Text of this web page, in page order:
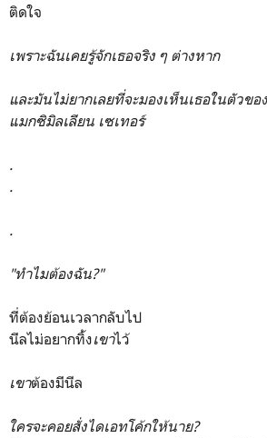
ติดใจ
เพราะฉันเคยรู้จักเธอจริง ๆ ต่างหาก
และมันไม่ยากเลยที่จะมองเห็นเธอในตัวขอ
แมกซิมิลเลียน เซเทอร์
.
.
.
"ทำไมต้องฉัน?"
ที่ต้องย้อนเวลากลับไป
นีลไม่อยากทิ้งเขาไว้
เขาต้องมีนีล
ใครจะคอยสั่งไดเอทโค้กให้นาย?